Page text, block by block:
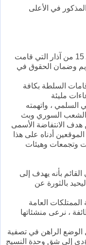
في الأعلى
مع إنطلاقة الثورة السورية الشمًاء في الـ 15 من آذار التي قامت
وضمان الحقوق في
السلطة بكافة
مليئة
السلمي ، واتهمته
الشعب السوري وبث
هدف الانتفاضة الأسمى
أدناه على هذا
وتجمعات وهيئات
بأنه يهدف إلى
بالثورة عن
العامة
، نرعى منشئاتها
الراهن في تصفية
إلى شق وحدة النسيج